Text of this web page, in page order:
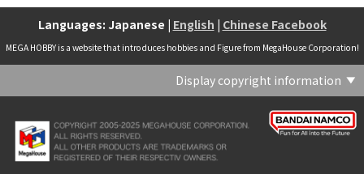
Languages: Japanese | English | Chinese Facebook
MEGA HOBBY is a website that introduces hobbies and Figure from MegaHouse Corporation!
Display copyright information